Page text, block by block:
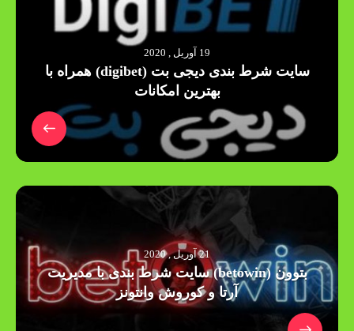
19 آوریل , 2020
سایت شرط بندی دیجی بت (digibet) همراه با
بهترین امکانات
21 آوریل , 2020
بتوون (betowin) سایت شرط بندی با مدیریت
آرتا و کوروش وانتونز